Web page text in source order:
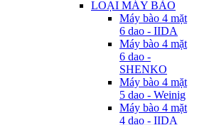
LOẠI MÁY BÀO
Máy bào 4 mặt
6 dao - IIDA
Máy bào 4 mặt
6 dao -
SHENKO
Máy bào 4 mặt
5 dao - Weinig
Máy bào 4 mặt
4 dao - IIDA